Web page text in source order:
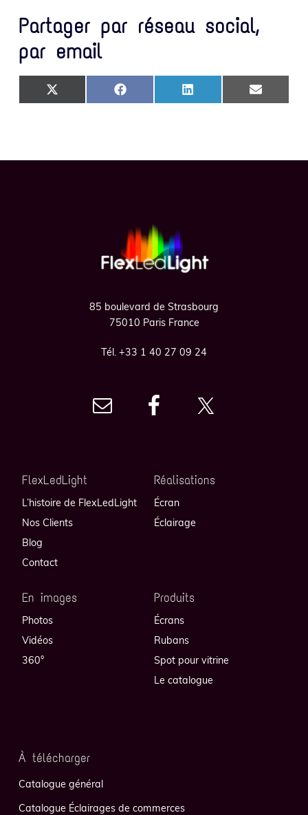
Partager par réseau social,
par email
SHARE ON X (TWITTER)SHARE ON FACEBOOKSHARE ON LINKEDINSHARE ON
85 boulevard de Strasbourg
75010 Paris France
Tél. +33 1 40 27 09 24
FlexLedLight
L’histoire de FlexLedLight
Nos Clients
Blog
Contact
Réalisations
Écran
Éclairage
En images
Photos
Vidéos
360°
Produits
Écrans
Rubans
Spot pour vitrine
Le catalogue
À télécharger
Catalogue général
Catalogue Éclairages de commerces